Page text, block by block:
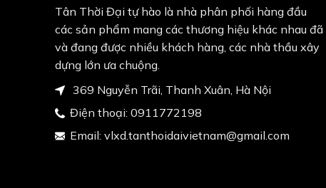
Tân Thời Đại tự hào là nhà phân phối hàng đầu
các sản phẩm mang các thương hiệu khác nhau đã
và đang được nhiều khách hàng, các nhà thầu xây
dựng lớn ưa chuộng.
369 Nguyễn Trãi, Thanh Xuân, Hà Nội
Điện thoại: 0911772198
Email: vlxd.tanthoidaivietnam@gmail.com